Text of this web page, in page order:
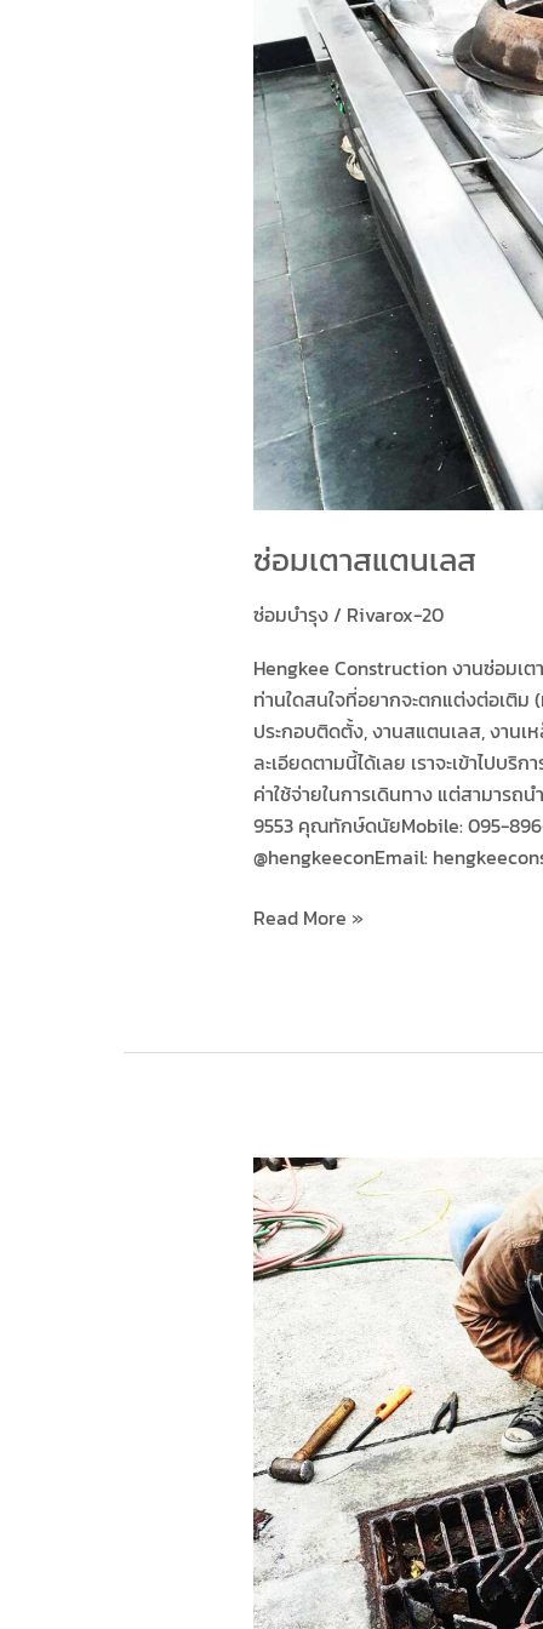
ซ่อมเตาสแตนเลส
ซ่อมบำรุง/ Rivarox-20
Hengkee Construction งานซ่อมเ
ท่านใดสนใจที่อยากจะตกแต่งต่อเติม
ประกอบติดตั้ง, งานสแตนเลส, งาน
ละเอียดตามนี้ได้เลย เราจะเข้าไปบริ
ค่าใช้จ่ายในการเดินทาง แต่สามาร
9553 คุณทักษ์ดนัยMobile: 095-896-
@hengkeeconEmail:
Read More »
งาน
ซ่อม
ฝา
ท่อ
ตระ
แก
รง
เหล็ก